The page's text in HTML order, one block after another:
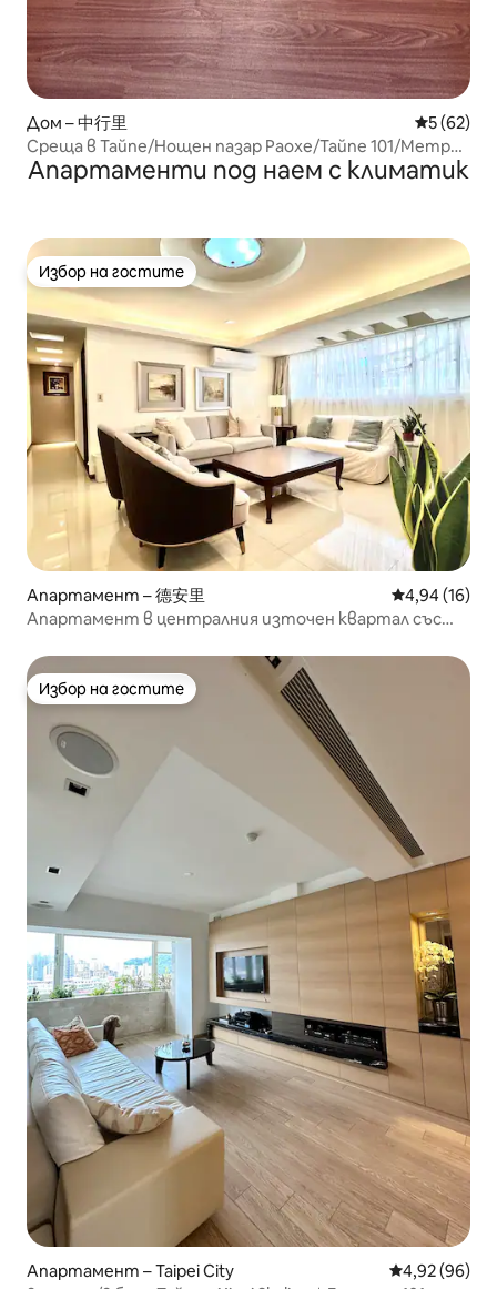
Дом – 中行里 Средна
5 (62)
Среща в Тайпе/Нощен пазар Раохе/Тайпе 101/Метро
MRT 5 мин/Изисква се паркинг, може да се договори
Апартаменти под наем с климатик
Избор на гостите
Избор на гостите
Апартамент – 德安里 Средна
4,94 (16)
Апартамент в централния източен квартал със
Избор на гостите
Избор на гостите
Апартамент – Taipei City Средна
4,92 (96)